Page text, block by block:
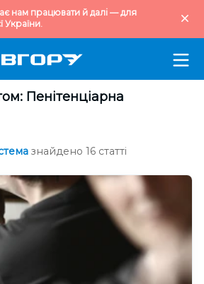
нам працювати й далі — для
України.
Пенітенціарна
знайдено 16 статті